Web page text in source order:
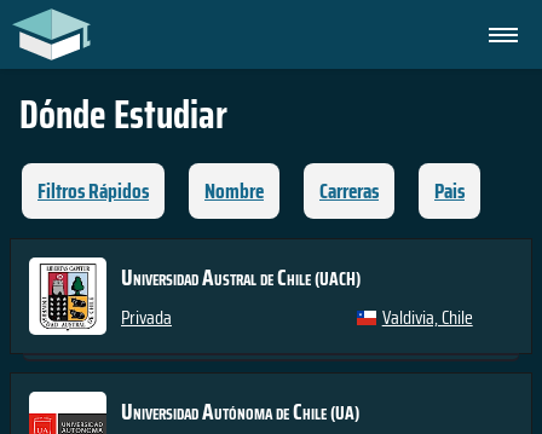
Dónde Estudiar
Filtros Rápidos Nombre Carreras Pais
Universidad Austral de Chile(UACH)
Privada Valdivia, Chile
Universidad Autónoma de Chile(UA)